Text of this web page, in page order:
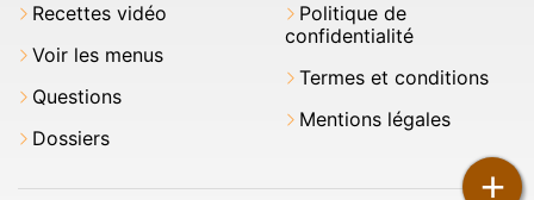
+
Recettes vidéo
Voir les menus
Questions
Dossiers
Politique de
confidentialité
Termes et conditions
Mentions légales